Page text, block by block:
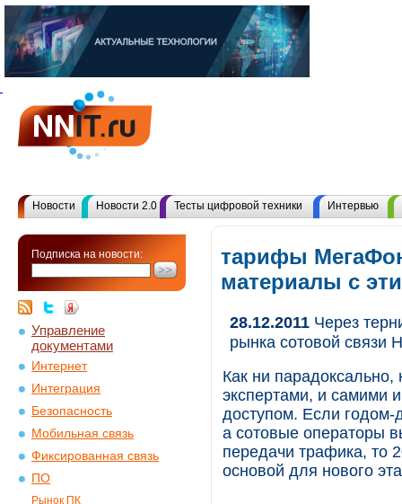
Новости Новости 2.0 Тесты цифровой техники Интервью
Подписка на новости:
Управление
документами
Интернет
Интеграция
Безопасность
Мобильная связь
Фиксированная связь
ПО
Рынок ПК
тарифы
материалы с
28.12.2011 Через
рынка сотовой связи
Как ни
экспертами, и самими
доступом. Если годом-
а сотовые операторы
передачи трафика, то
основой для нового